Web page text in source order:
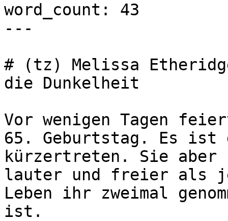
word_count: 43
---
# (tz) Melissa
die Dunkelheit
Vor wenigen Tagen
65. Geburtstag. Es
kürzertreten. Sie aber
lauter und freier als
Leben ihr zweimal
ist.